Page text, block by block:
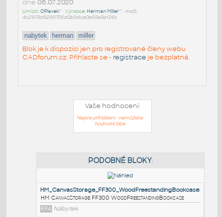
dne 06.07.2020
Umístil:OPlavek^ • Výrobce: Herman Miller^ • md5:
4c2979d9299755d0b3dce0e59a9a126c
nabytek herman miller
Blok je k dispozici jen pro registrované členy webu
CADforum.cz. Přihlaste se - registrace je bezplatná.
Vaše hodnocení:
Nejste přihlášeni - nemůžete
hodnotit blok